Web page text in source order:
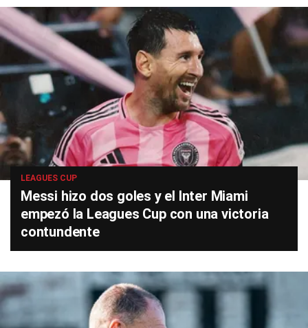
LEAGUES CUP
Messi hizo dos goles y el Inter Miami
empezó la Leagues Cup con una victoria
contundente